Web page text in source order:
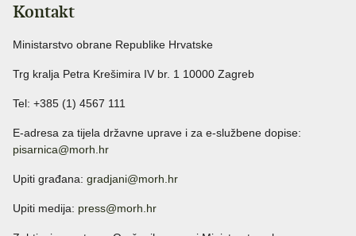
Kontakt
Ministarstvo obrane Republike Hrvatske
Trg kralja Petra Krešimira IV br. 1 10000 Zagreb
Tel: +385 (1) 4567 111
E-adresa za tijela državne uprave i za e-službene dopise:
pisarnica@morh.hr
Upiti građana: gradjani@morh.hr
Upiti medija: press@morh.hr